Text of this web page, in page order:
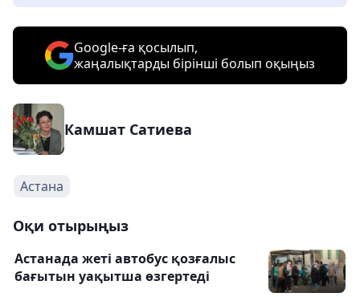
Google-ға қосылып,
жаңалықтарды бірінші болып оқыңыз
Камшат Сатиева
Астана
Оқи отырыңыз
Астанада жеті автобус қозғалыс
бағытын уақытша өзгертеді